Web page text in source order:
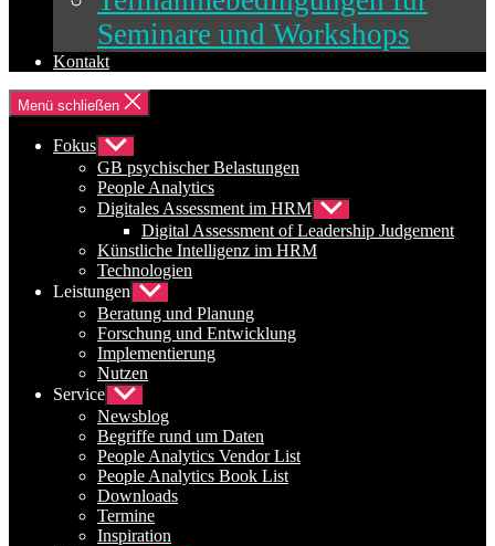
Seminare und Workshops
Kontakt
Menü schließen
Fokus Untermenü
anzeigen
GB psychischer Belastungen
People Analytics
Digitales Assessment im HRM Untermenü
anzeigen
Digital Assessment of Leadership Judgement
Künstliche Intelligenz im HRM
Technologien
Leistungen Untermenü
anzeigen
Beratung und Planung
Forschung und Entwicklung
Implementierung
Nutzen
Service Untermenü
anzeigen
Newsblog
Begriffe rund um Daten
People Analytics Vendor List
People Analytics Book List
Downloads
Termine
Inspiration